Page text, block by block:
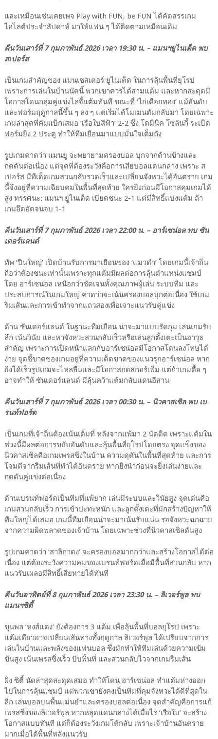
และเหมือนเช่นเคยเพจ Play with FUN, be FUN ได้คัดสรรเกม
ไฮไลต์ประจำสัปดาห์ มาให้แฟน ๆ ได้ติดตามเหมือนเดิม
คืนวันเสาร์ที่ 7 กุมภาพันธ์ 2026 เวลา 19:30 น. – แมนฯยูไนเต็ด พบ
สเปอร์ส
เป็นเกมสำคัญของ แมนเชสเตอร์ ยูไนเต็ด ในการลุ้นพื้นที่ยุโรป
เพราะการเล่นในบ้านนัดนี้ พวกเขาควรได้สามแต้ม และหากสะดุดมี
โอกาสโดนกลุ่มคู่แข่งไล่จี้แต้มทันที ขณะที่ ‘ไก่เดือยทอง’ แม้อันดับ
และฟอร์มฤดูกาลนี้ขึ้น ๆ ลง ๆ แต่เริ่มได้โมเมนตัมกลับมา โดยเฉพาะ
เกมล่าสุดที่คัมแบ็กเสมอ ‘เรือใบสีฟ้า’ 2-2 ซึ่ง โดมินิค โซลันกี้ ระเบิด
ฟอร์มยิง 2 ประตู ทำให้ทีมเยือนมาแบบมั่นใจเต็มถัง
รูปเกมคาดว่า แมนยู จะพยายามครองบอล บุกจากด้านข้างและ
กดดันต่อเนื่อง แต่จุดที่ต้องระวังคือการเสียบอลแดนกลาง เพราะ ส
เปอร์ส มีทีเด็ดเกมสวนกลับรวดเร็วและเปลี่ยนจังหวะได้อันตราย เกม
นี้จึงอยู่ที่ความเฉียบคมในพื้นที่สุดท้าย ใครยิงก่อนมีโอกาสคุมเกมได้
สูง ทรรศนะ: แมนฯ ยูไนเต็ด เบียดชนะ 2-1 แต่มีสิทธิ์แบ่งแต้ม ถ้า
เกมอึดอัดจนจบ 1-1
คืนวันเสาร์ที่ 7 กุมภาพันธ์ 2026 เวลา 22:00 น. – อาร์เซน่อล พบ ซัน
เดอร์แลนด์
ทัพ ‘ปืนใหญ่’ เปิดบ้านรับการมาเยือนของ ‘แมวดำ’ โดยเกมนี้เจ้าถิ่น
ถือว่าต้องชนะเท่านั้นเพราะทุกแต้มมีผลต่อการลุ้นตำแหน่งแชมป์
โดย อาร์เซน่อล เหนือกว่าชัดเจนทั้งคุณภาพผู้เล่น ระบบทีม และ
ประสบการณ์ในเกมใหญ่ คาดว่าจะเน้นครองบอลบุกต่อเนื่อง ใช้เกม
ริมเส้นและการเข้าทำจากแถวสองเพื่อเจาะแนวรับคู่แข่ง
ด้าน ซันเดอร์แลนด์ ในฐานะทีมเยือน น่าจะมาแบบรัดกุม เล่นเกมรับ
ลึก เน้นวินัย และหาจังหวะสวนกลับเร็วหรือเล่นลูกตั้งเตะเป็นอาวุธ
สำคัญ เพราะการเปิดหน้าแลกกับอาร์เซน่อลมีโอกาสโดนลงโทษได้
ง่าย จุดชี้ขาดของเกมอยู่ที่ความเด็ดขาดของแนวรุกอาร์เซน่อล หาก
ยิงได้เร็วรูปเกมจะไหลลื่นและมีโอกาสกดสกอร์เพิ่ม แต่ถ้าเกมตื้อ ๆ
อาจทำให้ ซันเดอร์แลนด์ มีลุ้นคว้าแต้มกลับแดนอีสาน
คืนวันเสาร์ที่ 7 กุมภาพันธ์ 2026 เวลา 00:30 น. – นิวคาสเซิล พบ เบ
รนท์ฟอร์ด
เป็นเกมที่เจ้าถิ่นต้องเน้นเต็มที่ หลังจากแพ้มา 2 นัดติด เพราะแต้มใน
ช่วงนี้มีผลต่อการขยับอันดับและลุ้นพื้นที่ยุโรปโดยตรง จุดแข็งของ
นิวคาสเซิลคือเกมเพรสซิ่งในบ้าน ความดุดันในพื้นที่สุดท้าย และการ
โจมตีจากริมเส้นที่ทำได้อันตราย หากยิงนำก่อนจะยิ่งเล่นง่ายและ
กดดันคู่แข่งต่อเนื่อง
ด้านเบรนท์ฟอร์ดเป็นทีมที่แพ้ยาก เล่นมีระบบและวินัยสูง จุดเด่นคือ
เกมสวนกลับเร็ว การเข้าปะทะหนัก และลูกตั้งเตะที่มักสร้างปัญหาให้
ทีมใหญ่ได้เสมอ เกมนี้ทีมเยือนน่าจะมาเน้นรับแน่น รอจังหวะฉกฉวย
จากความผิดพลาดของเจ้าบ้าน โดยเฉพาะช่วงที่นิวคาสเซิลดันสูง
รูปเกมคาดว่า ‘สาลิกาดง’ จะครองบอลมากกว่าและสร้างโอกาสได้ต่อ
เนื่อง แต่ต้องระวังความคมของเบรนท์ฟอร์ดเมื่อมีพื้นที่สวนกลับ หาก
แนวรับเผลอมีสิทธิ์เสียหายได้ทันที
คืนวันอาทิตย์ที่ 8 กุมภาพันธ์ 2026 เวลา 23:30 น. – ลิเวอร์พูล พบ
แมนฯซิตี้
ขุนพล ‘หงส์แดง’ ยังต้องการ 3 แต้ม เพื่อลุ้นพื้นที่บอลยุโรป เพราะ
แต้มเดียวอาจเปลี่ยนเส้นทางทั้งฤดูกาล ลิเวอร์พูล ได้เปรียบจากการ
เล่นในบ้านและพลังของแฟนบอล ซึ่งมักทำให้ทีมเล่นด้วยความเข้ม
ข้นสูง เน้นเพรสซิ่งเร็ว บีบพื้นที่ และสวนกลับไวจากเกมริมเส้น
ฝั่ง ซิตี้ นัดล่าสุดสะดุดเสมอ ทำให้โดน อาร์เซน่อล ทำแต้มห่างออก
ไปในการลุ้นแชมป์ แต่พวกเขายังคงเป็นทีมที่คุมจังหวะได้ดีที่สุดใน
ลีก เล่นบอลบนพื้นแม่นยำและครองบอลต่อเนื่อง จุดสำคัญคือการแก้
เพรสซิ่งของลิเวอร์พูล หากหลุดแดนกลางได้เมื่อไร ‘เรือใบ’ จะสร้าง
โอกาสแบบทันที แต่ก็ต้องระวังเกมโต้กลับ เพราะเจ้าบ้านอันตราย
มากเมื่อได้พื้นที่หลังแนวรับ